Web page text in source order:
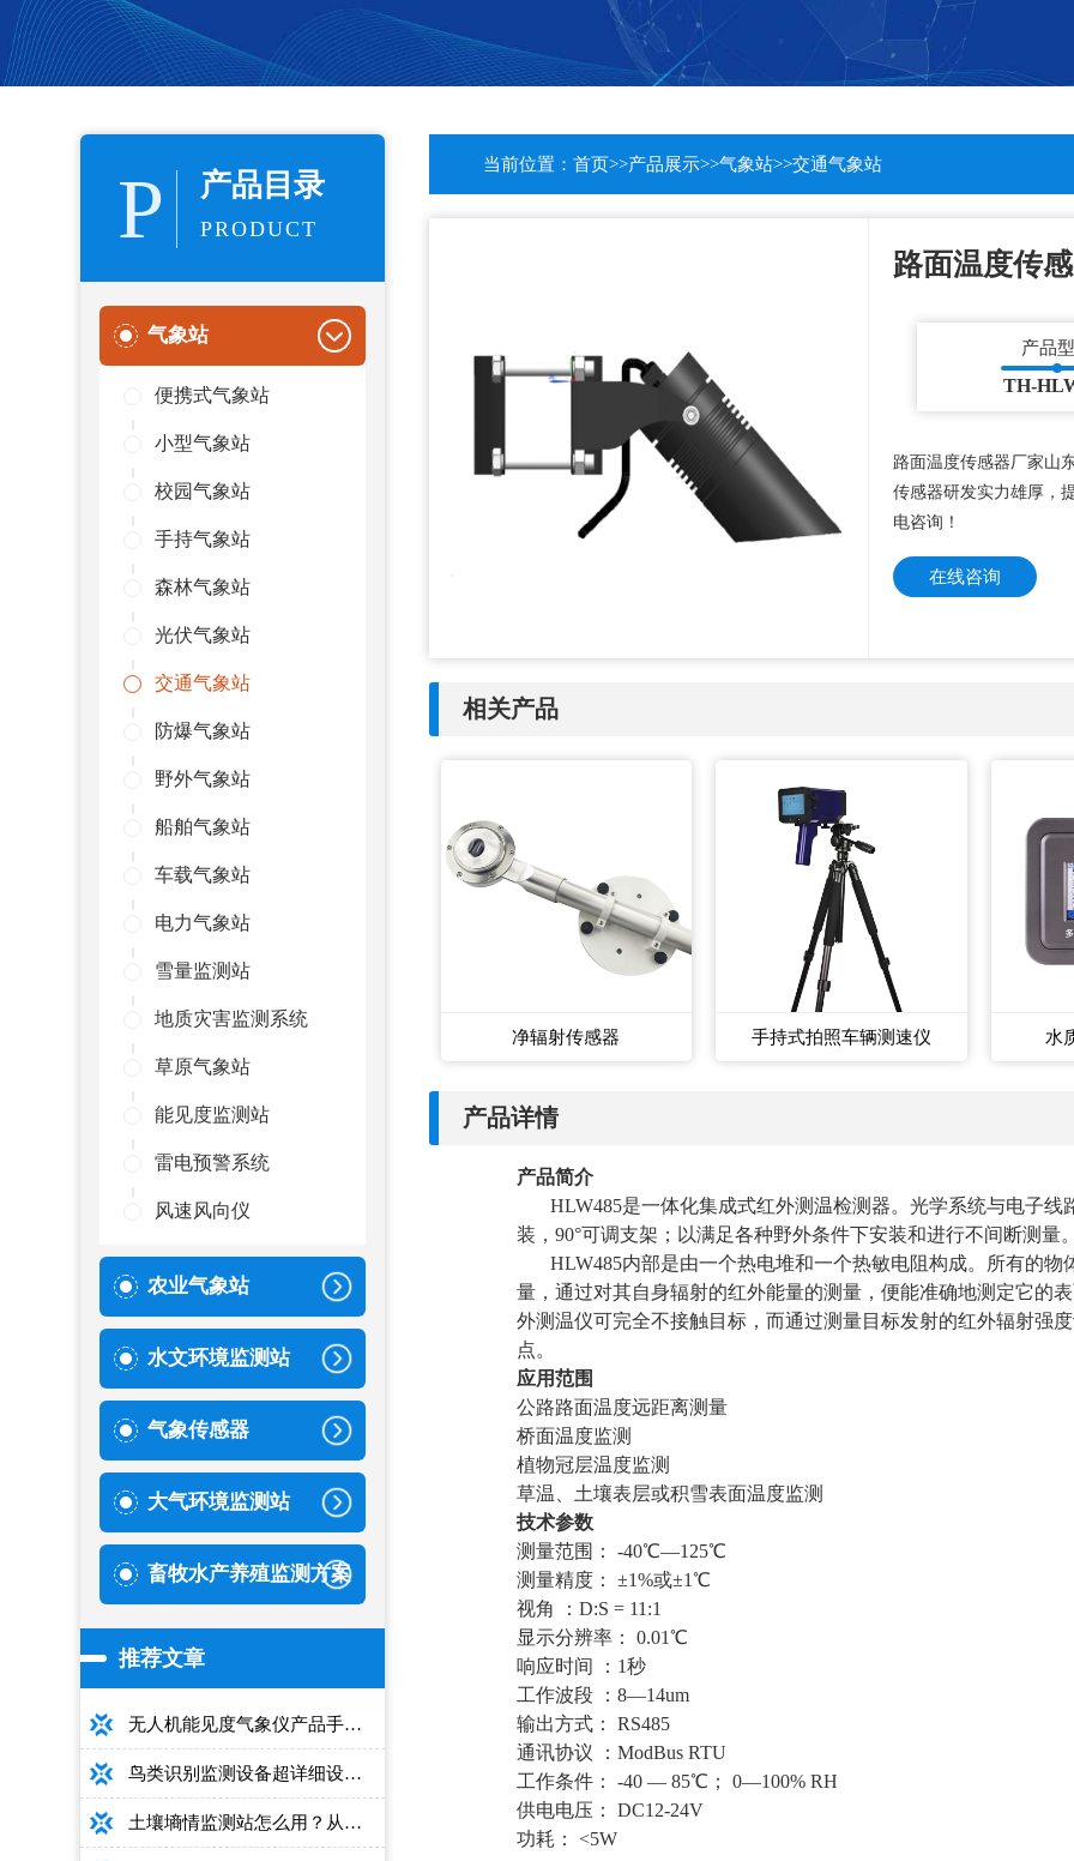
P 产品目录
PRODUCT
气象站
便携式气象站
小型气象站
校园气象站
手持气象站
森林气象站
光伏气象站
交通气象站
防爆气象站
野外气象站
船舶气象站
车载气象站
电力气象站
雪量监测站
地质灾害监测系统
草原气象站
能见度监测站
雷电预警系统
风速风向仪
农业气象站
水文环境监测站
气象传感器
大气环境监测站
畜牧水产养殖监测方案
推荐文章
无人机能见度气象仪产品手册：型号推荐+详细性能参数+对比表+选购指南
鸟类识别监测设备超详细设备选型指南
土壤墒情监测站怎么用？从安装到数据解读的完整操作手册
当前位置： 首页>>产品展示>>气象站>>交通气象站
路面温度传
产品
TH-
路面温度传感器厂家山
传感器研发实力雄厚，
电咨询！
在线咨询
相关产品
净辐射传感器 手持式拍照车辆测速仪 水
产品详情
产品简介
HLW485是一体化集成式红外测温检测器。光学系统与电子
装，90°可调支架；以满足各种野外条件下安装和进行不间断测量。
HLW485内部是由一个热电堆和一个热敏电阻构成。所有的
量，通过对其自身辐射的红外能量的测量，便能准确地测定它的
外测温仪可完全不接触目标，而通过测量目标发射的红外辐射强
点。
应用范围
公路路面温度远距离测量
桥面温度监测
植物冠层温度监测
草温、土壤表层或积雪表面温度监测
技术参数
测量范围 ： -40℃—125℃
测量精度 ：
±1%或±1℃
视角
：D:S = 11 :1
显示分辨率 ： 0.01℃
响应时间
： 1秒
工作波段
：8—14um
输出方式 ：
RS485
通讯协议
：ModBus RTU
工作条件 ： -40 — 85℃； 0—100% RH
供电电压 ： DC12-24V
功耗 ： <5W